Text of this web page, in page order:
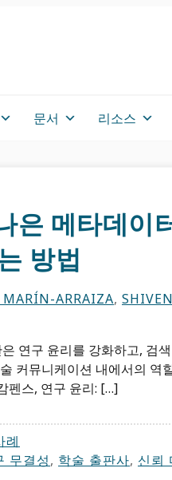
문서 리소스
은 메타데이
방법
MARÍN-ARRAIZA,
연구 윤리를 강화하고, 검
커뮤니케이션 내에서의 역
펜스, 연구 윤리: […]
례
무결성, 학술 출판사, 신뢰